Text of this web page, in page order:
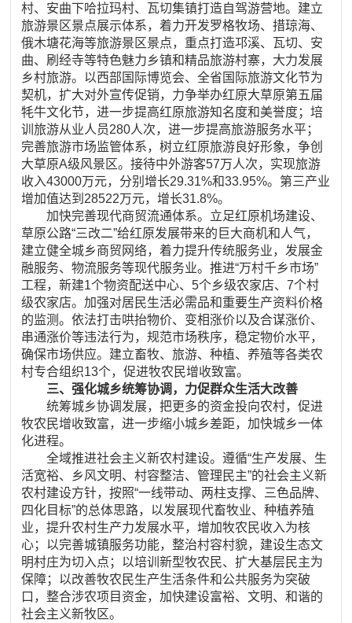
村、安曲下哈拉玛村、瓦切集镇打造自驾游营地。建立
旅游景区景点展示体系，着力开发罗格牧场、措琼海、
俄木塘花海等旅游景区景点，重点打造邛溪、瓦切、安
曲、刷经寺等特色魅力乡镇和精品旅游村寨，大力发展
乡村旅游。以西部国际博览会、全省国际旅游文化节为
契机，扩大对外宣传促销，力争举办红原大草原第五届
牦牛文化节，进一步提高红原旅游知名度和美誉度；培
训旅游从业人员280人次，进一步提高旅游服务水平；
完善旅游市场监管体系，树立红原旅游良好形象，争创
大草原A级风景区。接待中外游客57万人次，实现旅游
收入43000万元，分别增长29.31%和33.95%。第三产业
增加值达到28522万元，增长31.8%。
加快完善现代商贸流通体系。立足红原机场建设、
草原公路“三改二”给红原发展带来的巨大商机和人气，
建立健全城乡商贸网络，着力提升传统服务业，发展金
融服务、物流服务等现代服务业。推进“万村千乡市场”
工程，新建1个物资配送中心、5个乡级农家店、7个村
级农家店。加强对居民生活必需品和重要生产资料价格
的监测。依法打击哄抬物价、变相涨价以及合谋涨价、
串通涨价等违法行为，规范市场秩序，稳定物价水平，
确保市场供应。建立畜牧、旅游、种植、养殖等各类农
村专合组织13个，促进牧农民增收致富。
三、强化城乡统筹协调，力促群众生活大改善
统筹城乡协调发展，把更多的资金投向农村，促进
牧农民增收致富，进一步缩小城乡差距，加快城乡一体
化进程。
全域推进社会主义新农村建设。遵循“生产发展、生
活宽裕、乡风文明、村容整洁、管理民主”的社会主义新
农村建设方针，按照“一线带动、两柱支撑、三色品牌、
四化目标”的总体思路，以发展现代畜牧业、种植养殖
业，提升农村生产力发展水平，增加牧农民收入为核
心；以完善城镇服务功能，整治村容村貌，建设生态文
明村庄为切入点；以培训新型牧农民、扩大基层民主为
保障；以改善牧农民生产生活条件和公共服务为突破
口，整合涉农项目资金，加快建设富裕、文明、和谐的
社会主义新牧区。